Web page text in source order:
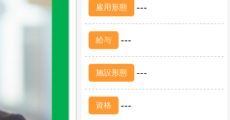
雇用形態 ---
給与 ---
施設形態 ---
資格 ---
o
o
k